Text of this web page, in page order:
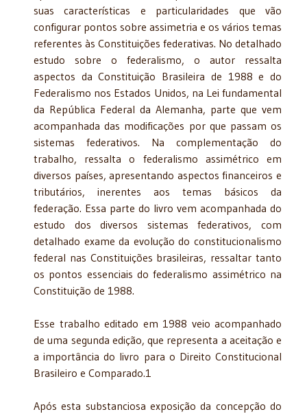
suas características e particularidades que vão
configurar pontos sobre assimetria e os vários temas
referentes às Constituições federativas. No detalhado
estudo sobre o federa­lismo, o autor ressalta
aspectos da Constituição Brasileira de 1988 e do
Federalismo nos Estados Unidos, na Lei fundamental
da República Federal da Alemanha, parte que vem
acompanhada das modificações por que passam os
sistemas federativos. Na complementação do
trabalho, ressalta o federalismo assimétrico em
diversos países, apresentando aspec­tos financeiros e
tributários, inerentes aos temas básicos da
federação. Essa parte do livro vem acompanhada do
estudo dos diversos sistemas federativos, com
detalhado exame da evolução do constitucionalismo
federal nas Constituições brasileiras, ressaltar tanto
os pon­tos essenciais do federalismo assimétrico na
Constituição de 1988.
Esse trabalho editado em 1988 veio acompanhado
de uma segunda edição, que representa a aceitação e
a importância do livro para o Direito Constitucional
Brasileiro e Comparado.1
Após esta substanciosa exposição da concepção do